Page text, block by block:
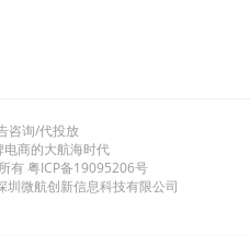
咨询/代投放
商的大航海时代
有粤ICP备19095206号
微航创新信息科技有限公司